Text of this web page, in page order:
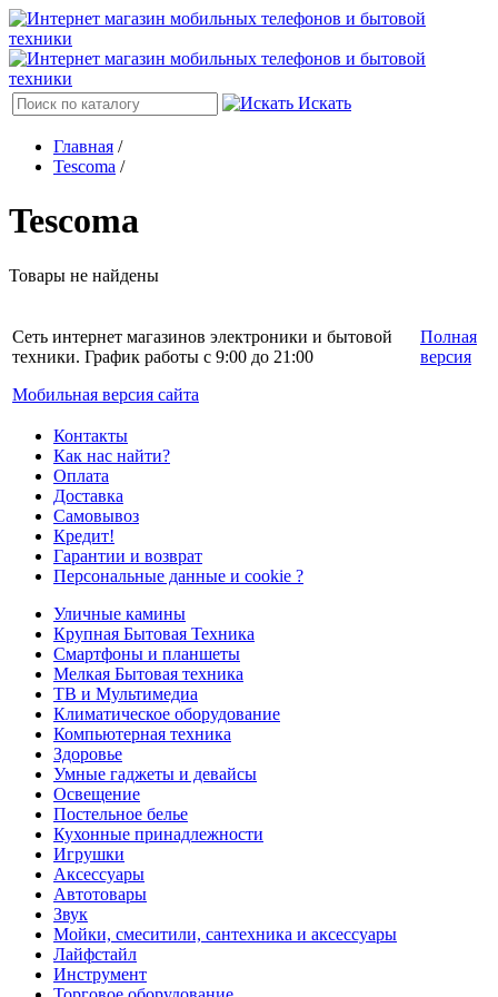
Искать
Главная /
Tescoma /
Tescoma
Товары не найдены
Сеть интернет магазинов электроники и бытовой
техники. График работы с 9:00 до 21:00
Мобильная версия сайта
Полная
версия
Контакты
Как нас найти?
Оплата
Доставка
Самовывоз
Кредит!
Гарантии и возврат
Персональные данные и cookie ?
Уличные камины
Крупная Бытовая Техника
Смартфоны и планшеты
Мелкая Бытовая техника
ТВ и Мультимедиа
Климатическое оборудование
Компьютерная техника
Здоровье
Умные гаджеты и девайсы
Освещение
Постельное белье
Кухонные принадлежности
Игрушки
Аксессуары
Автотовары
Звук
Мойки, смеситили, сантехника и аксессуары
Лайфстайл
Инструмент